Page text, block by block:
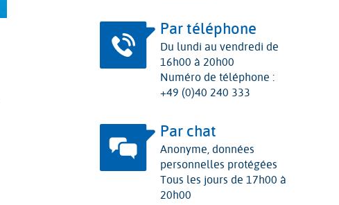
Par téléphone
Du lundi au vendredi de
16h00 à 20h00
Numéro de téléphone :
+49 (0)40 240 333
Par chat
Anonyme, données
personnelles protégées
Tous les jours de 17h00 à
20h00